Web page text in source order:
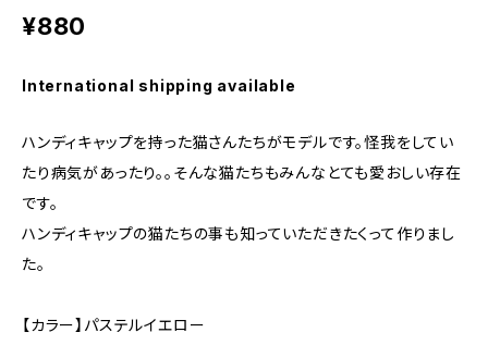
¥880
International shipping available
ハンディキャップを持った猫さんたちがモデルです。怪我をしてい
たり病気があったり。。そんな猫たちもみんなとても愛おしい存在
です。
ハンディキャップの猫たちの事も知っていただきたくって作りまし
た。
【カラー】パステルイエロー